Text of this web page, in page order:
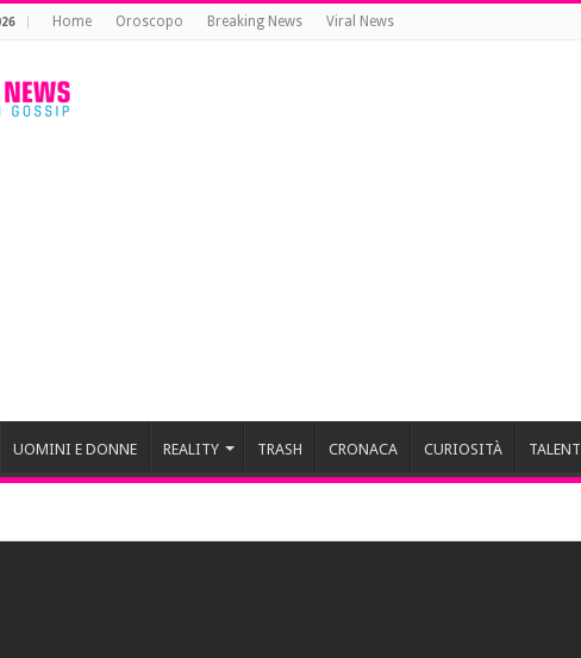
Home Oroscopo Breaking News Viral News
UOMINI E DONNE REALITY TRASH CRONACA CURIOSITÀ TALENT